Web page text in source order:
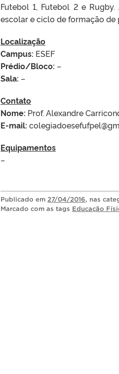
Futebol 1, Futebol 2 e
escolar e ciclo de formação de
Localização
Campus: ESEF
Prédio/Bloco: –
Sala: –
Contato
Nome: Prof. Alexandre
E-mail:
Equipamentos
–
Publicado em 27/04/2016, nas
Marcado com as tags Educação